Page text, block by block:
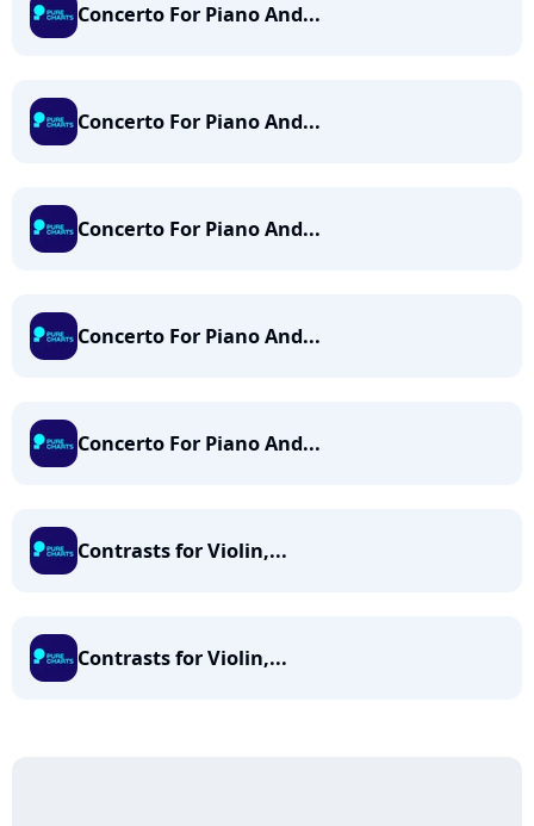
Concerto For Piano And...
Concerto For Piano And...
Concerto For Piano And...
Concerto For Piano And...
Concerto For Piano And...
Contrasts for Violin,...
Contrasts for Violin,...